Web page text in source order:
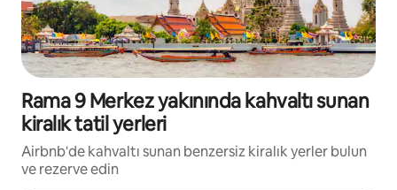
Rama 9 Merkez yakınında kahvaltı sunan
kiralık tatil yerleri
Airbnb'de kahvaltı sunan benzersiz kiralık yerler bulun
ve rezerve edin